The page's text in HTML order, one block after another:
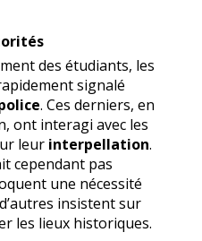
des étudiants, les
signalé
. Ces derniers, en
ont interagi avec les
leur interpellation.
cependant pas
une nécessité
insistent sur
les lieux historiques.